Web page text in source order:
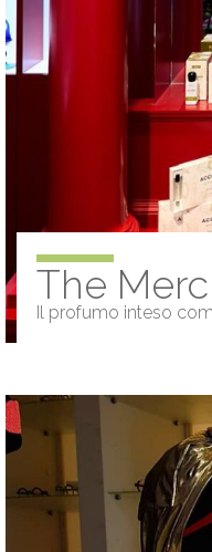
The
Il profumo inteso